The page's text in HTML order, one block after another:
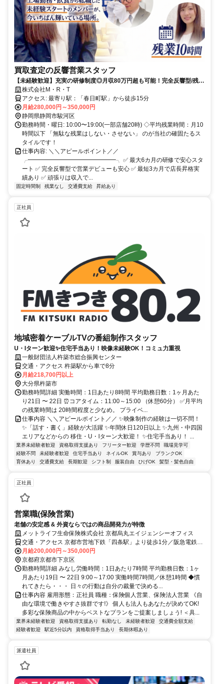
買取査定の反響営業スタッフ
【未経験歓迎】充実の研修制度◎月収80万円超も可能！完全反響型/残業
月10h以下/入社祝い金10万円
株式会社M・R・T
アクセス: 最寄り駅：「春日町駅」から徒歩15分
月給280,000円～350,000円
静岡県静岡市駿河区
勤務時間・曜日: 10:00〜19:00(一部店舗20時) ◇平均残業時間：月10
時間以下 「無駄な残業はしない・させない」 のが当社の確固たるス
タイルです！
仕事内容: ＼＼アピールポイント／／
╭━━━━━━━━━━━━━━━╮ ✅ 最大6カ月の研修で安心スタ
ート ✅ 完全反響型で営業デビューも安心 ✅ 最短3カ月で店長昇格実
績あり ✅ 頑張りは収入で...
固定時間制 残業なし 交通費支給 昇給あり
正社員
地域密着ケーブルTVの番組制作スタッフ
U・Iターン歓迎✨住宅手当あり！映像未経験OK！コミュ力重視
一般財団法人杵築市総合振興センター
交通・アクセス 杵築駅から車で8分
月給218,700円以上
大分県杵築市
勤務時間詳細 実働時間：1日あたり8時間 平均勤務日数：1ヶ月あた
り21日 〜 22日 ⏰コアタイム：11:00～15:00 （休憩60分） ✅月平均
の残業時間は 20時間程度と少なめ。 プライベ...
仕事内容 ＼＼アピールポイント／／ ✨映像制作の経験は一切不問！
✨「話す・書く」経験が大活躍 ✨年間休日120日以上 ✨九州・中四国
エリアなどからの 移住・U・Iターン大歓迎！ ✨住宅手当あり！ ...
業界未経験者歓迎 資格取得支援あり フリーター歓迎 学歴不問
職場見学可
経験不問
未経験者歓迎 住宅手当あり ネイルOK 賞与あり
ブランクOK
育休あり
交通費支給 長期歓迎 シフト制 服装自由 ひげOK 髪型・髪色自由
正社員
営業職(保険営業)
老舗の安定感 & 外資ならではの商品開発力が特徴
メットライフ生命保険株式会社 京都烏丸エイジェンシーオフィス
交通・アクセス 京都市営地下鉄「四条駅」より徒歩1分／阪急電鉄京
都線「烏丸駅」より徒歩2分
月給200,000円～350,000円
京都府京都市下京区
勤務時間詳細 みなし労働時間：1日あたり7時間 平均勤務日数：1ヶ
月あたり19日 〜 22日 9:00～17:00 実働時間7時間／休憩1時間 ◆慣
れてきたら・・・ 日々の行動は自分の裁量で決める...
仕事内容 雇用形態：正社員 職種：保険個人営業、保険法人営業 《自
由な環境で働きやすさ抜群です!》 個人も法人もあなたが決めてOK!
多彩な保険商品の中からベストなプランをご提案しましょう! ＜具...
業界未経験者歓迎 資格取得支援あり 転勤なし 未経験者歓迎
交通費全額支給
経験者歓迎
駅近5分以内 資格取得手当あり 長期休暇あり
派遣社員